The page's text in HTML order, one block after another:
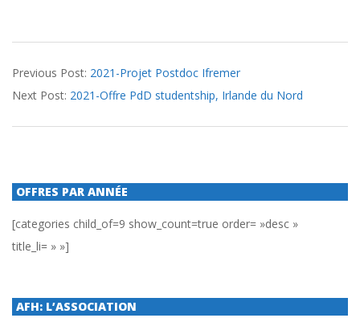
06-
16
Previous Post: 2021-Projet Postdoc Ifremer
Next Post: 2021-Offre PdD studentship, Irlande du Nord
OFFRES PAR ANNÉE
[categories child_of=9 show_count=true order= »desc »
title_li= » »]
AFH: L’ASSOCIATION